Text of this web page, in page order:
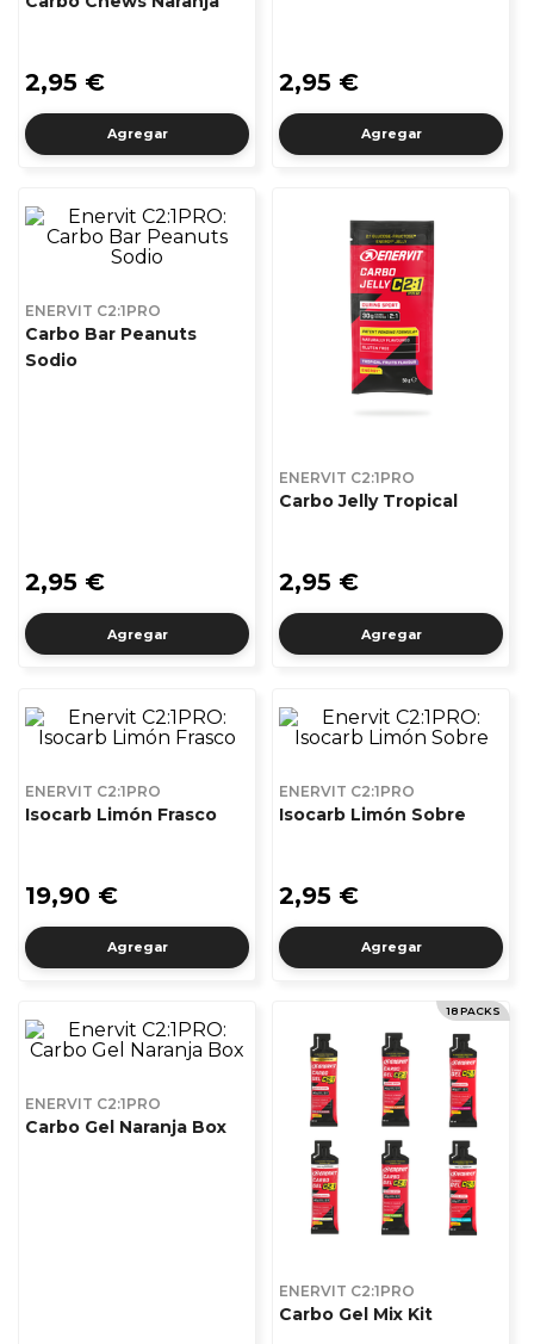
2,95 €
Agregar
2,95 €
Agregar
ENERVIT C2:1PRO
Carbo Bar Peanuts
Sodio
2,95 €
Agregar
ENERVIT C2:1PRO
Carbo Jelly Tropical
2,95 €
Agregar
ENERVIT C2:1PRO
Isocarb Limón Frasco
19,90 €
Agregar
ENERVIT C2:1PRO
Isocarb Limón Sobre
2,95 €
Agregar
ENERVIT C2:1PRO
Carbo Gel Naranja Box
18 PACKS
ENERVIT C2:1PRO
Carbo Gel Mix Kit